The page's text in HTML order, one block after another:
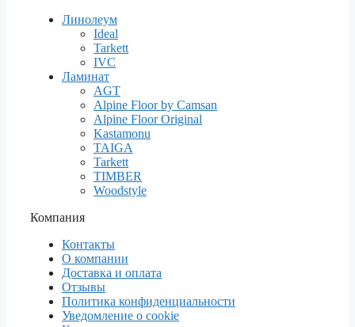
Линолеум
Ideal
Tarkett
IVC
Ламинат
AGT
Alpine Floor by Camsan
Alpine Floor Original
Kastamonu
TAIGA
Tarkett
TIMBER
Woodstyle
Компания
Контакты
О компании
Доставка и оплата
Отзывы
Политика конфиденциальности
Уведомление о cookie